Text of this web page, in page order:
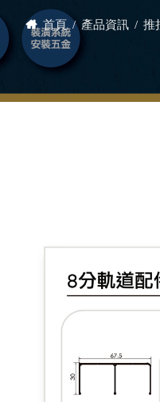
首頁 產品資訊 推